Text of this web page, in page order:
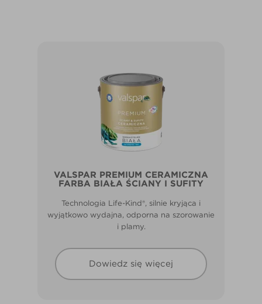
VALSPAR PREMIUM CERAMICZNA
FARBA BIAŁA ŚCIANY I SUFITY
Technologia Life-Kind®, silnie kryjąca i
wyjątkowo wydajna, odporna na szorowanie
i plamy.
Dowiedz się więcej